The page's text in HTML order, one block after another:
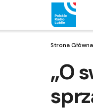
Strona Główna
„O